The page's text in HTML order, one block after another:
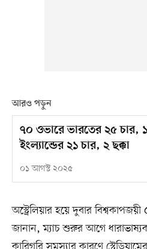
আরও পড়ুন
৭০ ওভারে ভারতের ২৫ চার,
ইংল্যান্ডের ২১ চার, ২ ছক্কা
০১ আগস্ট ২০২৫
অস্ট্রেলিয়ার হয়ে দুবার
জানান, ম্যাচ শুরুর আগে